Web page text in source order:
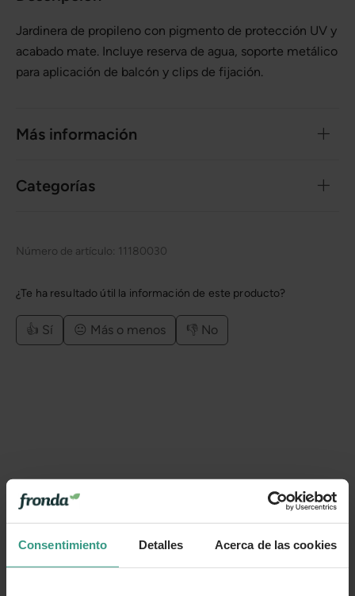
Consentimiento Detalles Acerca de las cookies
Jardinera de propileno con pigmento de protección UV y
acabado mate. Incluye reserva de agua, soporte metálico
para aplicación de balcón y clips de fijación.
Más información
Categorías
Número de artículo: 11180030
¿Te ha resultado útil la información de este producto?
👍 Sí 😐 Más o menos 👎 No